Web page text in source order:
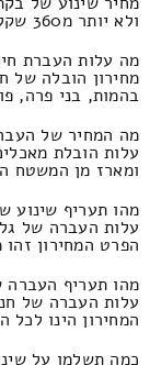
ולא יותר מ360 שקלים חדשים.
מה עלות העברת
מחירון הובלה של
בהמות, בני פרה, פוני
מה המחיר של
עלות הובלת
ומארז מן המשטח התעריף הינו 580
מהו תעריף שינוע
עלות העברה של
הפרט המחירון זהו
מהו תעריף
עלות העברה של
המחירון הינו לכל הפחות 530
כמה תשלמו על